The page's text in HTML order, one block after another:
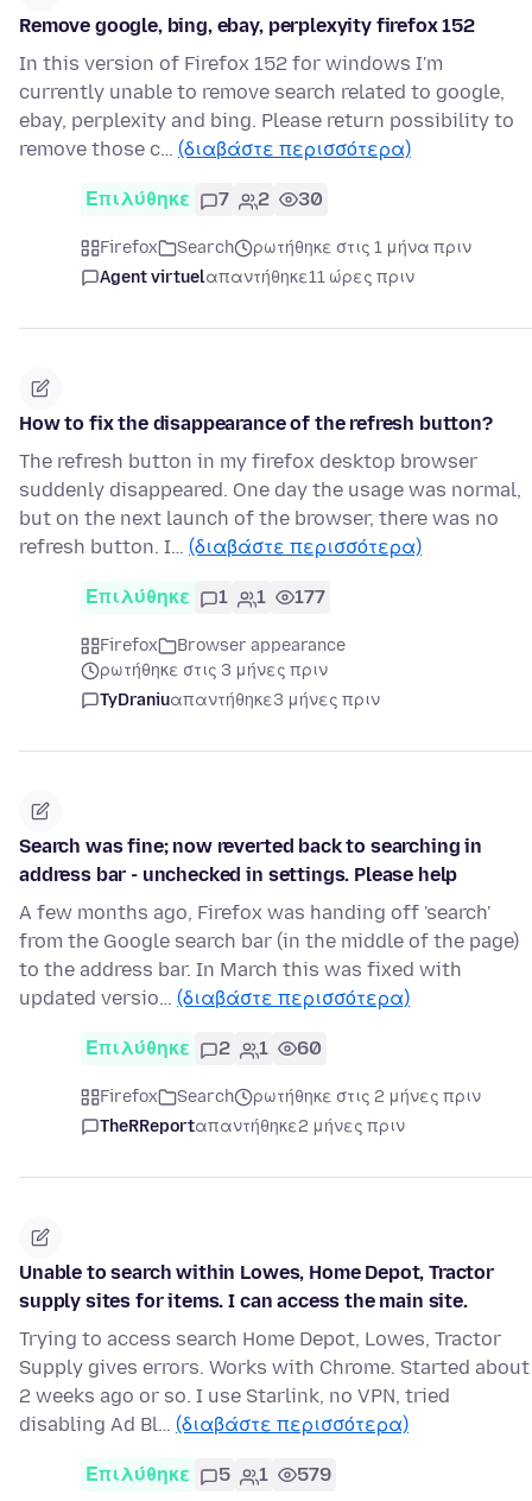
Remove google, bing, ebay, perplexyity firefox 152
In this version of Firefox 152 for windows I'm
currently unable to remove search related to google,
ebay, perplexity and bing. Please return possibility to
remove those c… (διαβάστε περισσότερα)
Επιλύθηκε 7 2 30
Firefox Search
ρωτήθηκε στις 1 μήνα πριν
Agent virtuelαπαντήθηκε11 ώρες πριν
How to fix the disappearance of the refresh button?
The refresh button in my firefox desktop browser
suddenly disappeared. One day the usage was normal,
but on the next launch of the browser, there was no
refresh button. I… (διαβάστε περισσότερα)
Επιλύθηκε 1 1 177
Firefox
Browser appearance
ρωτήθηκε στις 3 μήνες πριν
TyDraniuαπαντήθηκε3 μήνες πριν
Search was fine; now reverted back to searching in
address bar - unchecked in settings. Please help
A few months ago, Firefox was handing off 'search'
from the Google search bar (in the middle of the page)
to the address bar. In March this was fixed with
updated versio… (διαβάστε περισσότερα)
Επιλύθηκε 2 1 60
Firefox Search
ρωτήθηκε στις 2 μήνες πριν
TheRReportαπαντήθηκε2 μήνες πριν
Unable to search within Lowes, Home Depot, Tractor
supply sites for items. I can access the main site.
Trying to access search Home Depot, Lowes, Tractor
Supply gives errors. Works with Chrome. Started about
2 weeks ago or so. I use Starlink, no VPN, tried
disabling Ad Bl… (διαβάστε περισσότερα)
Επιλύθηκε 5 1 579